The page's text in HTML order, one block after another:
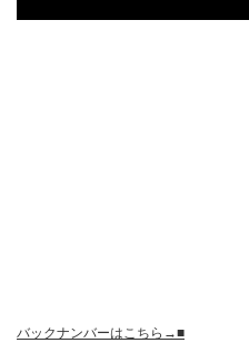
バックナンバーはこちら→■